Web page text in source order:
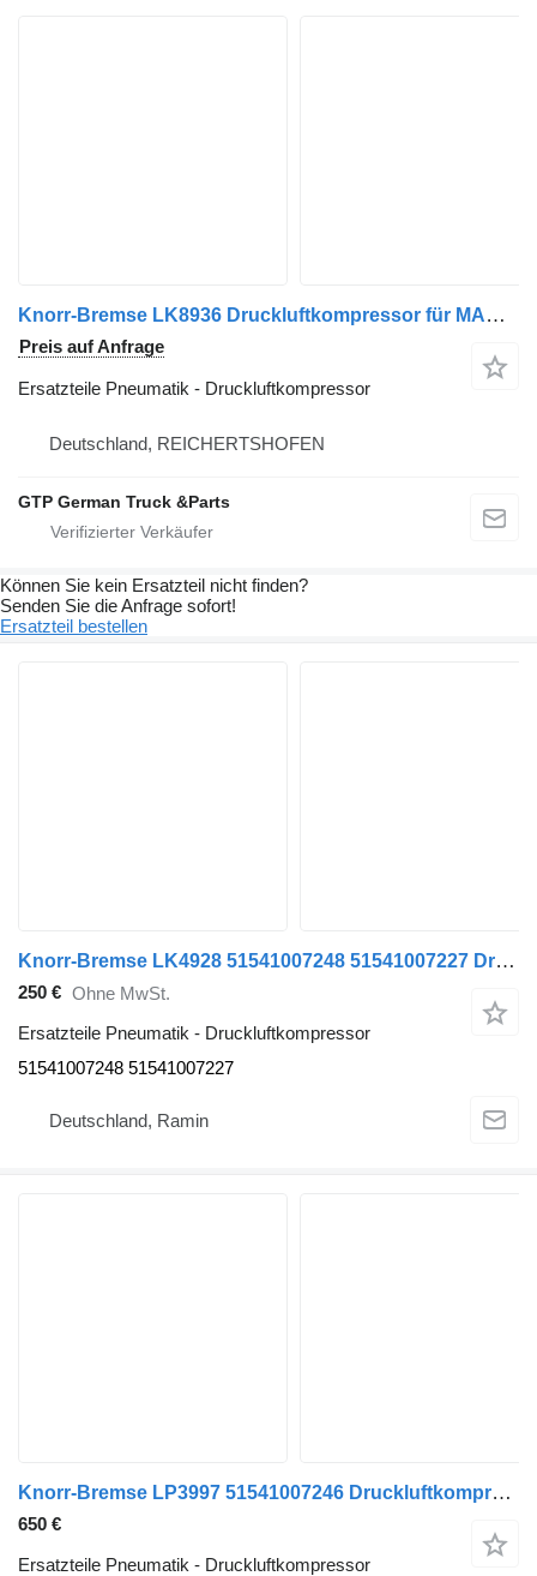
Knorr-Bremse LK8936 Druckluftkompressor für MAN TGX TGS LKW
Preis auf Anfrage
Ersatzteile Pneumatik - Druckluftkompressor
Deutschland, REICHERTSHOFEN
GTP German Truck &Parts
Können Sie kein Ersatzteil nicht finden?
Senden Sie die Anfrage sofort!
Ersatzteil bestellen
Knorr-Bremse LK4928 51541007248 51541007227 Druckluftkompressor für MAN TGX TGS TGA LKW
250 € Ohne MwSt.
Ersatzteile Pneumatik - Druckluftkompressor
51541007248 51541007227
Deutschland, Ramin
Knorr-Bremse LP3997 51541007246 Druckluftkompressor für MAN TGX TGS LKW
650 €
Ersatzteile Pneumatik - Druckluftkompressor